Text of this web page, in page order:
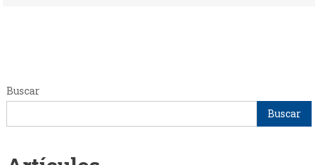
Buscar
Buscar